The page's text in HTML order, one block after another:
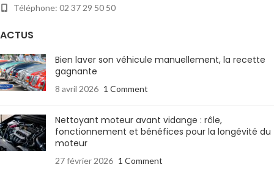
Téléphone: 02 37 29 50 50
ACTUS
Bien laver son véhicule manuellement, la recette
gagnante
8 avril 2026 1 Comment
Nettoyant moteur avant vidange : rôle,
fonctionnement et bénéfices pour la longévité du
moteur
27 février 2026 1 Comment